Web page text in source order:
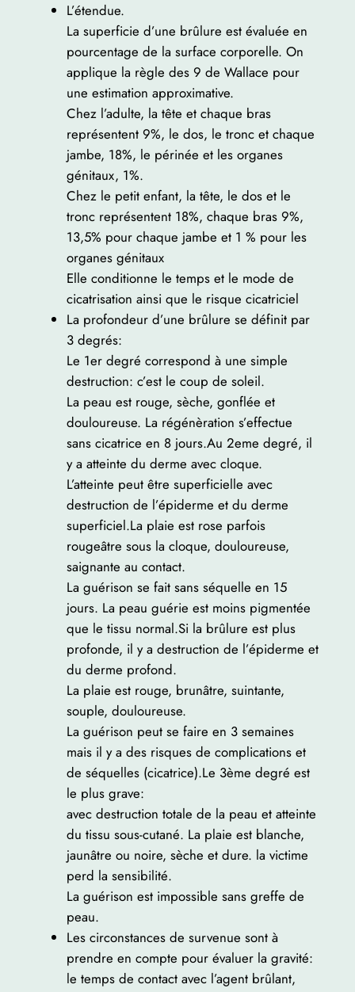
L’étendue.
La superficie d’une brûlure est évaluée en
pourcentage de la surface corporelle. On
applique la règle des 9 de Wallace pour
une estimation approximative.
Chez l’adulte, la tête et chaque bras
représentent 9%, le dos, le tronc et chaque
jambe, 18%, le périnée et les organes
génitaux, 1%.
Chez le petit enfant, la tête, le dos et le
tronc représentent 18%, chaque bras 9%,
13,5% pour chaque jambe et 1 % pour les
organes génitaux
Elle conditionne le temps et le mode de
cicatrisation ainsi que le risque cicatriciel
La profondeur d’une brûlure se définit par
3 degrés:
Le 1er degré correspond à une simple
destruction: c’est le coup de soleil.
La peau est rouge, sèche, gonflée et
douloureuse. La régénèration s’effectue
sans cicatrice en 8 jours.Au 2eme degré, il
y a atteinte du derme avec cloque.
L’atteinte peut être superficielle avec
destruction de l’épiderme et du derme
superficiel.La plaie est rose parfois
rougeâtre sous la cloque, douloureuse,
saignante au contact.
La guérison se fait sans séquelle en 15
jours. La peau guérie est moins pigmentée
que le tissu normal.Si la brûlure est plus
profonde, il y a destruction de l’épiderme et
du derme profond.
La plaie est rouge, brunâtre, suintante,
souple, douloureuse.
La guérison peut se faire en 3 semaines
mais il y a des risques de complications et
de séquelles (cicatrice).Le 3ème degré est
le plus grave:
avec destruction totale de la peau et atteinte
du tissu sous-cutané. La plaie est blanche,
jaunâtre ou noire, sèche et dure. la victime
perd la sensibilité.
La guérison est impossible sans greffe de
peau.
Les circonstances de survenue sont à
prendre en compte pour évaluer la gravité:
le temps de contact avec l’agent brûlant,